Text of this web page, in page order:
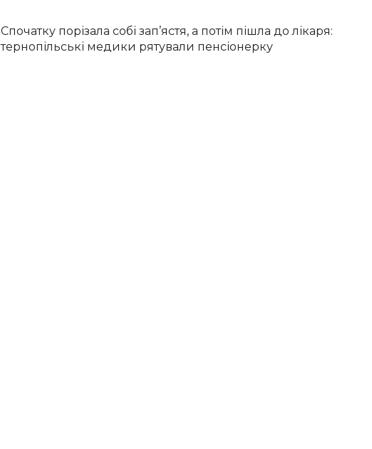
Спочатку порізала собі зап’ястя, а потім пішла до лікаря:
тернопільські медики рятували пенсіонерку